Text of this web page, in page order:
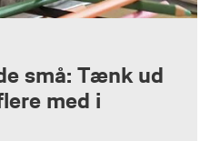
små: Tænk ud
med i